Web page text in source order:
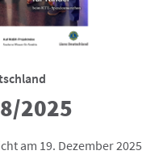
2025
am 19. Dezember 2025